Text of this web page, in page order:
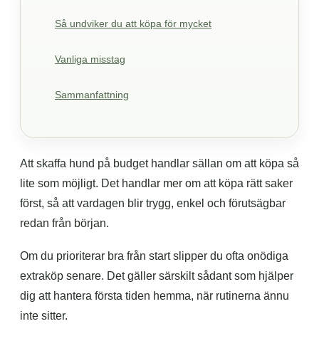
Så undviker du att köpa för mycket
Vanliga misstag
Sammanfattning
Att skaffa hund på budget handlar sällan om att köpa så
lite som möjligt. Det handlar mer om att köpa rätt saker
först, så att vardagen blir trygg, enkel och förutsägbar
redan från början.
Om du prioriterar bra från start slipper du ofta onödiga
extraköp senare. Det gäller särskilt sådant som hjälper
dig att hantera första tiden hemma, när rutinerna ännu
inte sitter.